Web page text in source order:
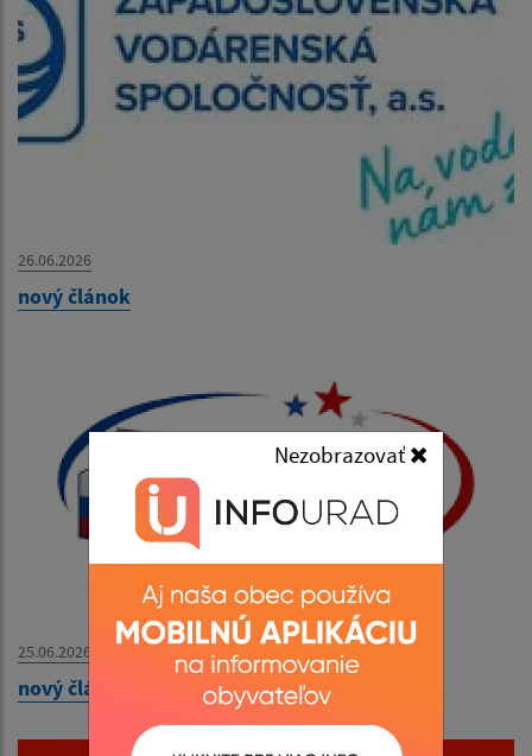
Nezobrazovať
26.06.2026
nový článok
25.06.2026
nový článok